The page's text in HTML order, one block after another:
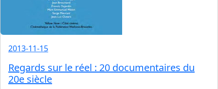
2013-11-15
Regards sur le réel : 20 documentaires du
20e siècle